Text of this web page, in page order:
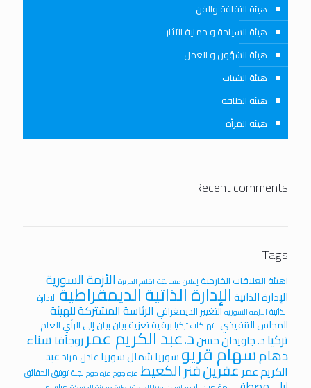
هيئة الثقافة والفن
هيئة السياحة و حماية الآثار
هيئة الشؤون و العمل
هيئة الشباب
هيئة الطاقة
هيئة المرأة
Recent comments
Tags
iهيئة العلاقات الخارجية إعلان مسابقة اقليم الجزيرة الأزمة السورية
الإدارة الذاتيةالإدارة الذاتية الديمقراطيةالادارة
الذاتية الازمة السورية التغيير الديمغرافي الرئاسة المشتركة للهيئة
المجلس التنفيذيانتهاكات تركيا برقية تعزيةبيان بيان إلى الرأي العام
تركياد. جاويدان حسند.عبد الكريم عمرروجآفاسناء
دهامسهام قريوسورياشمال سورياعادل مرادعبد
الكريم عمرعفرينفنر الكعيط قرة جوخ قره جوخ لجنة توثيق الحقائق